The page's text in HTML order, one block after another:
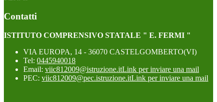
Contatti
ISTITUTO COMPRENSIVO STATALE " E. FERMI "
VIA EUROPA, 14 - 36070 CASTELGOMBERTO(VI)
Tel: 0445940018
Email: viic812009@istruzione.itLink per inviare una mail
PEC: viic812009@pec.istruzione.itLink per inviare una mail